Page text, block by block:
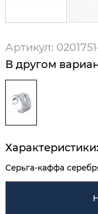
Артикул:
В другом
Характеристики:
Серьга-каффа